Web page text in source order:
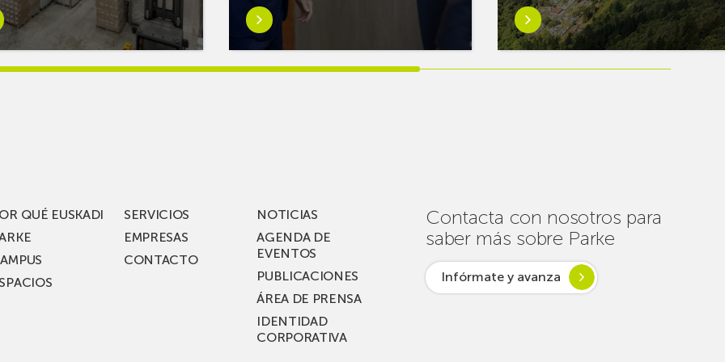
Saber
más
sobreMikel
Jauregi
de su
inversión total de
36
millones, busca impulsar desde
Saber
más
sobreEuskaltel
realiza
garantizar
la
conectividad
en
QUÉ EUSKADI
SERVICIOS
EMPRESAS
CONTACTO
NOTICIAS
AGENDA DE
EVENTOS
PUBLICACIONES
ÁREA DE PRENSA
IDENTIDAD
CORPORATIVA
Contacta con nosotros para
saber más sobre Parke
Infórmate y avanza